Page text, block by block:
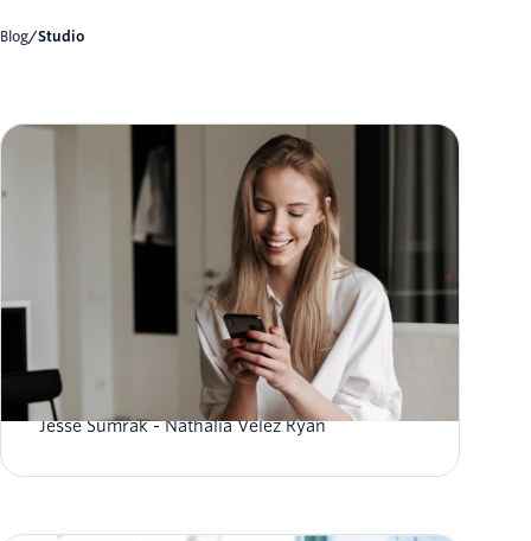
Blog/ Studio
SMSを利用したマーケティング〜入門
Jesse Sumrak
Nathalia Velez Ryan